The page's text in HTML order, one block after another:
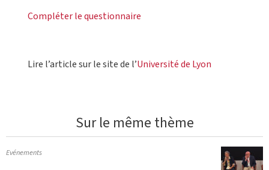
Compléter le questionnaire
Lire l’article sur le site de l’Université de Lyon
Sur le même thème
Evénements